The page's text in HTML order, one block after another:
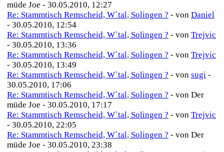
müde Joe - 30.05.2010, 12:27
Re: Stammtisch Remscheid, W`tal, Solingen ? - von Daniel
- 30.05.2010, 12:54
Re: Stammtisch Remscheid, W`tal, Solingen ? - von Trejvic
- 30.05.2010, 13:36
Re: Stammtisch Remscheid, W`tal, Solingen ? - von Trejvic
- 30.05.2010, 13:49
Re: Stammtisch Remscheid, W`tal, Solingen ? - von sugi -
30.05.2010, 17:06
Re: Stammtisch Remscheid, W`tal, Solingen ? - von Der
müde Joe - 30.05.2010, 17:17
Re: Stammtisch Remscheid, W`tal, Solingen ? - von Trejvic
- 30.05.2010, 22:05
Re: Stammtisch Remscheid, W`tal, Solingen ? - von Der
müde Joe - 30.05.2010, 23:38